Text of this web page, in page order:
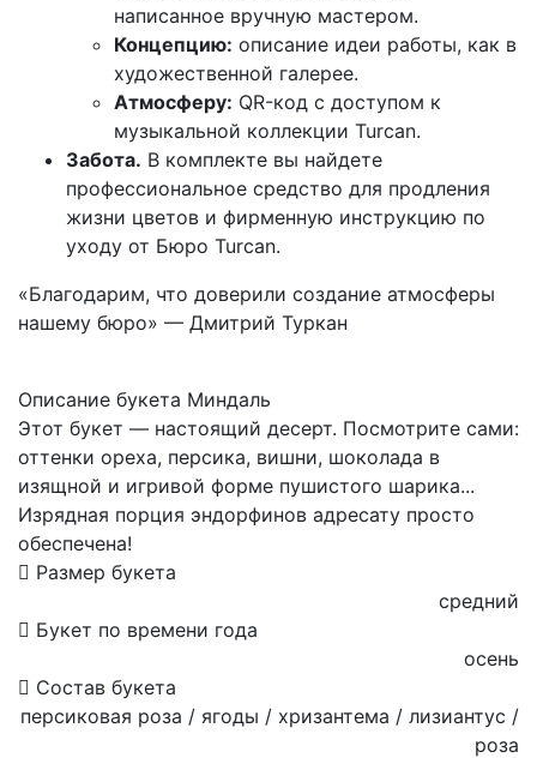
написанное вручную мастером.
Концепцию: описание идеи работы, как в
художественной галерее.
Атмосферу: QR-код с доступом к
музыкальной коллекции Turcan.
Забота. В комплекте вы найдете
профессиональное средство для продления
жизни цветов и фирменную инструкцию по
уходу от Бюро Turcan.
«Благодарим, что доверили создание атмосферы
нашему бюро» — Дмитрий Туркан
Описание букета Миндаль
Этот букет — настоящий десерт. Посмотрите сами:
оттенки ореха, персика, вишни, шоколада в
изящной и игривой форме пушистого шарика...
Изрядная порция эндорфинов адресату просто
обеспечена!
Размер букета
средний
Букет по времени года
осень
Состав букета
персиковая роза / ягоды / хризантема / лизиантус /
роза